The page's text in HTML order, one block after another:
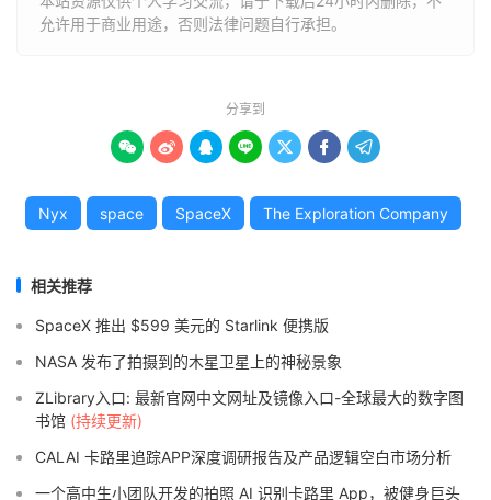
允许用于商业用途，否则法律问题自行承担。
分享到
      
Nyx space SpaceX The Exploration Company
相关推荐
SpaceX 推出 $599 美元的 Starlink 便携版
NASA 发布了拍摄到的木星卫星上的神秘景象
ZLibrary入口: 最新官网中文网址及镜像入口-全球最大的数字图
书馆 (持续更新)
CALAI 卡路里追踪APP深度调研报告及产品逻辑空白市场分析
一个高中生小团队开发的拍照 AI 识别卡路里 App，被健身巨头